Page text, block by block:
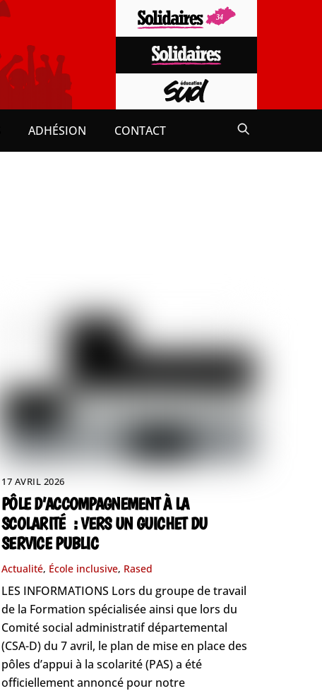
ADHÉSION CONTACT
17 AVRIL 2026
PÔLE D’ACCOMPAGNEMENT À LA
SCOLARITÉ : VERS UN GUICHET DU
SERVICE PUBLIC
Actualité, École inclusive, Rased
LES INFORMATIONS Lors du groupe de travail
de la Formation spécialisée ainsi que lors du
Comité social administratif départemental
(CSA-D) du 7 avril, le plan de mise en place des
pôles d’appui à la scolarité (PAS) a été
officiellement annoncé pour notre